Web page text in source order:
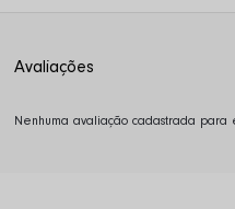
Nenhuma avaliação cadastrada para